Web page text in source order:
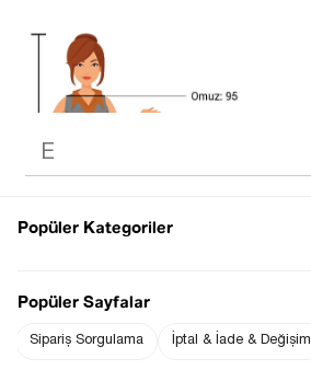
Notify me when
Popüler Kategoriler
Popüler Sayfalar
Sipariş Sorgulama İptal & İade & Değişim